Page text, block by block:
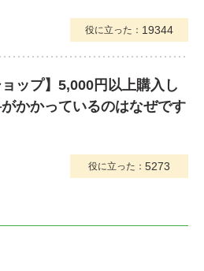
役に立った： 19344
ョップ】5,000円以上購入し
かかっているのはなぜです
役に立った： 5273